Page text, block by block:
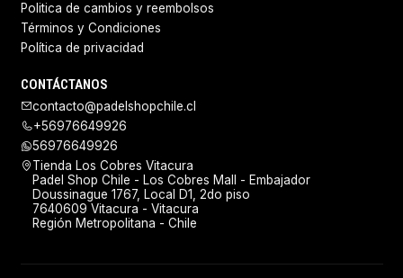
Politica de cambios y reembolsos
Términos y Condiciones
Política de privacidad
CONTÁCTANOS
contacto@padelshopchile.cl
+56976649926
56976649926
Tienda Los Cobres Vitacura
Padel Shop Chile - Los Cobres Mall - Embajador
Doussinague 1767, Local D1, 2do piso
7640609 Vitacura - Vitacura
Región Metropolitana - Chile